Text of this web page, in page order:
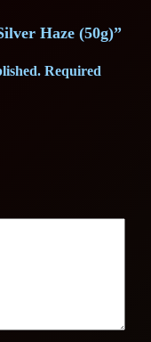
Haze (50g)”
Required